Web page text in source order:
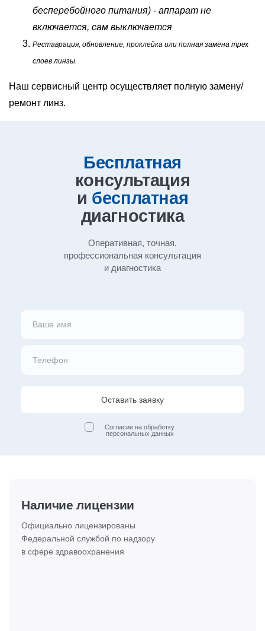
бесперебойного питания) - аппарат не
включается, сам выключается
Реставрация, обновление, проклейка или полная замена трех
слоев линзы.
Наш сервисный центр осуществляет полную замену/
ремонт линз.
Бесплатная
консультация
и бесплатная
диагностика
Оперативная, точная,
профессиональная консультация
и диагностика
Оставить заявку
Согласие на обработку
персональных данных
Наличие лицензии
Официально лицензированы
Федеральной службой по надзору
в сфере здравоохранения